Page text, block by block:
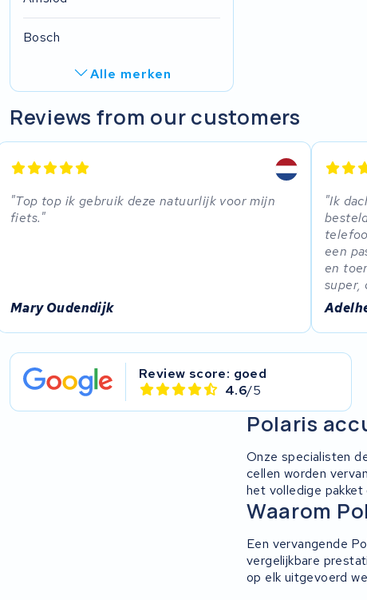
Bosch
Alle merken
R.A.T. Holland
SociBike
Life&Mobility
Derby cycle
Reviews from our customers
Top top ik gebruik deze natuurlijk voor mijn
fiets.
Mary Oudendijk
Ik
een
en
super,
Review score: goed
4.6/5
Polaris
Onze specialisten
cellen worden
het volledige
Waarom
Een vervangende
vergelijkbare
op elk uitgevoerd